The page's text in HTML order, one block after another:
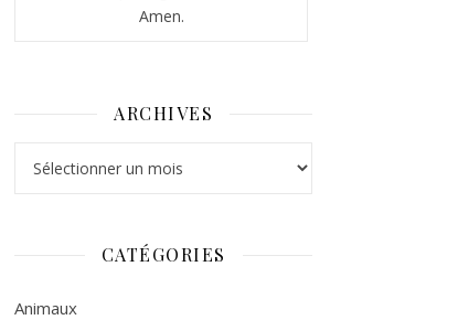
Amen.
ARCHIVES
CATÉGORIES
Animaux